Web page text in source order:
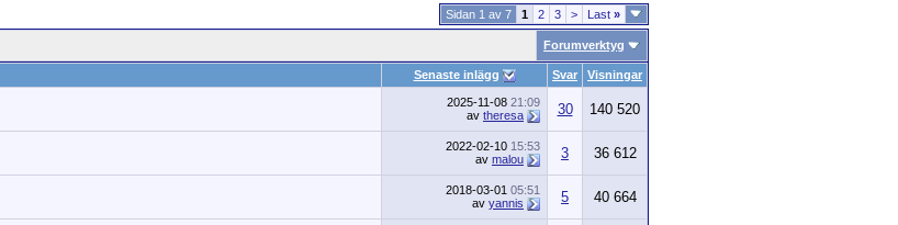
Sidan 1 av 7 1 2 3 > Last »
Forumverktyg
Senaste inlägg Svar Visningar
2025-11-08 21:09
av theresa 30 140 520
2022-02-10 15:53
av malou 3 36 612
2018-03-01 05:51
av yannis 5 40 664